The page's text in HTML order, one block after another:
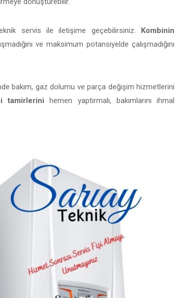
servis ile iletişime geçebilirsiniz. Kombinin
ve maksimum potansiyelde çalışmadığını
bakım, gaz dolumu ve parça değişim hizmetlerini
tamirlerini hemen yaptırmalı, bakımlarını ihmal